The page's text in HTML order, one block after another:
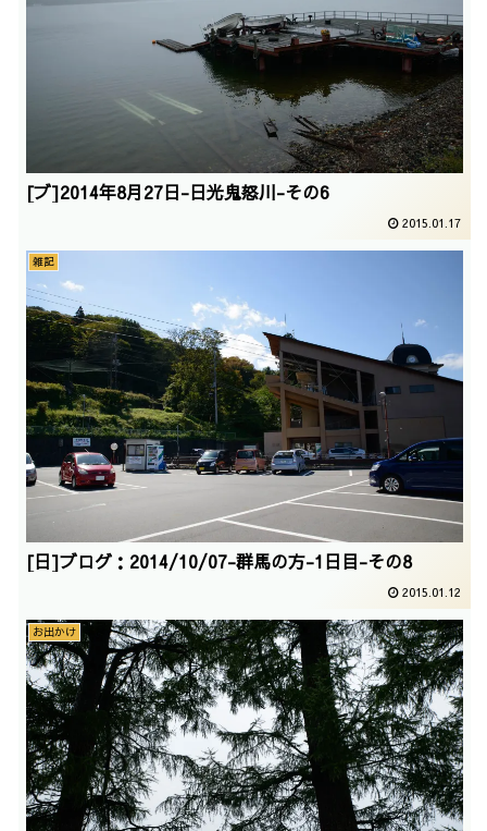
[ブ]2014年8月27日-日光鬼怒川-その6
2015.01.17
雑記
[日]ブログ：2014/10/07-群馬の方-1日目-その8
2015.01.12
お出かけ